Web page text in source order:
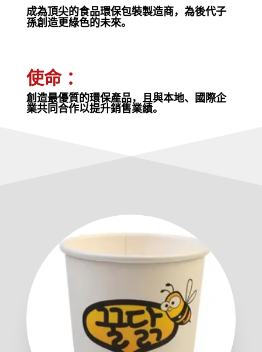
成為頂尖的食品環保包裝製造商，為後代子
孫創造更綠色的未來。
使命 ：
創造最優質的環保產品，且與本地、國際企
業共同合作以提升銷售業績。